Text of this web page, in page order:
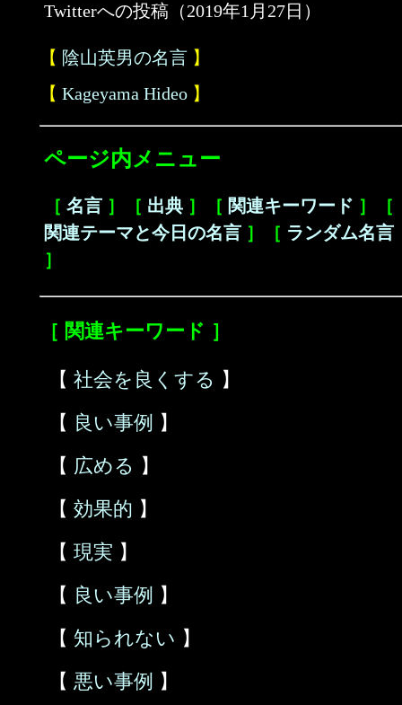
Twitterへの投稿（2019年1月27日）
【 陰山英男の名言 】
【 Kageyama Hideo 】
ページ内メニュー
［ 名言 ］［ 出典 ］［ 関連キーワード ］［
関連テーマと今日の名言 ］［ ランダム名言
］
［ 関連キーワード ］
【 社会を良くする 】
【 良い事例 】
【 広める 】
【 効果的 】
【 現実 】
【 良い事例 】
【 知られない 】
【 悪い事例 】